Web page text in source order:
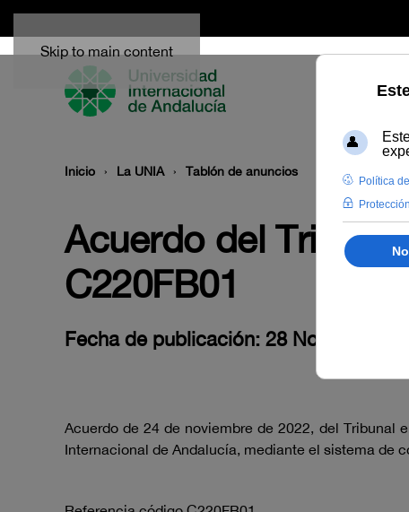
Skip to main content
Inicio La UNIA Tablón de anuncios
Acuerdo del
C220FB01
Fecha de publicación: 28 Noviembre
Acuerdo de 24 de noviembre de 2022, del Tribunal
Internacional de Andalucía, mediante el sistema de